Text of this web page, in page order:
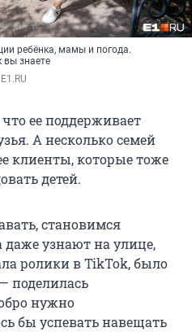
ребёнка, мамы и погода.
вы знаете
ее поддерживает
А несколько семей
клиенты, которые тоже
детей.
становимся
узнают на улице,
ролики в TikTok, было
поделилась
нужно
бы успевать навещать